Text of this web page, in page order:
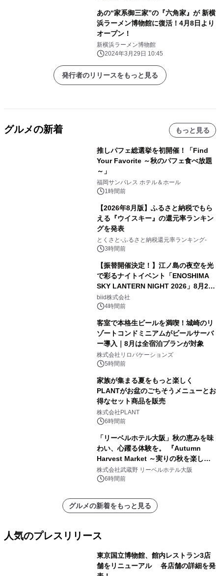
あの“家系御三家”の『六角家』が 新横
浜ラーメン博物館に復活！4月8日より
オープン！
新横浜ラーメン博物館
2024年3月29日 10:45
発行者のリリースをもっと見る
グルメの新着 もっと見る
推しパフェ総選挙を初開催！「Find
Your Favorite ～秋のパフェ食べ放題
～」
福岡サンパレス ホテル＆ホール
1時間前
【2026年8月版】ふるさと納税でもら
える『ウイスキー』の還元率ランキン
グを発表
とくさと-ふるさと納税還元率ランキング-
3時間前
【振替開催決定！】江ノ島の夜空を光
で彩るナイトイベント「ENOSHIMA
SKY LANTERN NIGHT 2026」8月22
日(土)振替開催＆受付スタート！
biid株式会社
4時間前
客室で本格生ビールを満喫！城崎のリ
ゾートコンドミニアムがビールサーバ
ー導入｜8月は全宿泊プランが対象
株式会社リロバケーションズ
5時間前
家族が集まる夏をもっと楽しく
PLANTがお盆のごちそうメニューとお
得なセット商品を販売
株式会社PLANT
6時間前
「リーベルホテル大阪」秋の恵みを味
わい、心躍る体験を。 『Autumn
Harvest Market ～実りの秋を楽しむ
ディナー&スイーツビュッフェ～』を9
月18日より開催！
株式会社武蔵野 リーベルホテル大阪
6時間前
グルメの新着をもっと見る
人気のプレスリリース
東京国立博物館、館内レストラン3店
舗をリニューアル 各店舗の詳細を発